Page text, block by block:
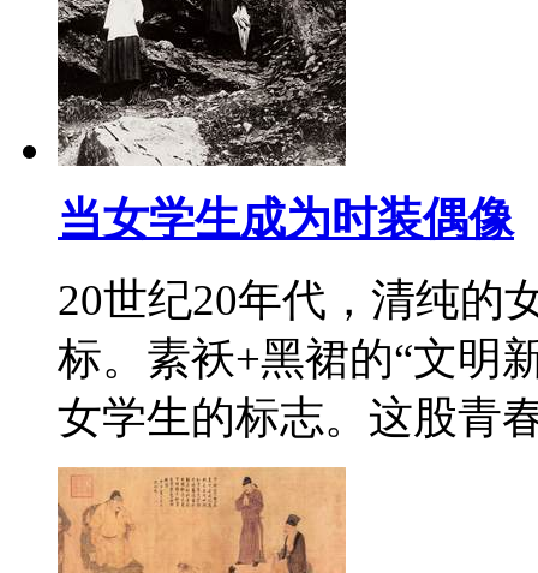
当女学生成为时装偶像
20世纪20年代，清纯的
标。素袄+黑裙的“文明
女学生的标志。这股